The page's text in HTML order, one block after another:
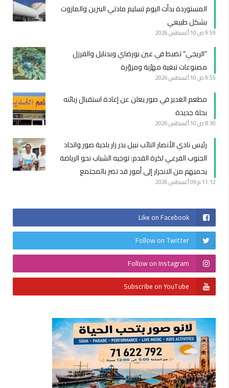
المستوردة بدأت اليوم تسليم مادتي البنزين والمازوت
بشكل طبيعي
9:59 ص 10 أغسطس 2026
“الريجي” تضبط في عين بورضاي وبدنايل والفرزل
مصنوعات تبغية مهرّبة ومزوّرة
9:55 ص 10 أغسطس 2026
مطعم الغدير في صور يعلن عن إعادة استقبال زبائنه
بحلة جديدة
8:30 ص 10 أغسطس 2026
رئيس نادي الأنصار النائب نبيل بدر زار بلدية صور واتحاد
الجنوب الفرعي لكرة القدم: توجيه الشباب نحو الرياضة
يحميهم من الانجرار إلى أمور قد تضر بالمجتمع
11:12 م 09 أغسطس 2026
Like on Facebook
Follow on Twitter
Follow on Instagram
Subscribe on YouTube